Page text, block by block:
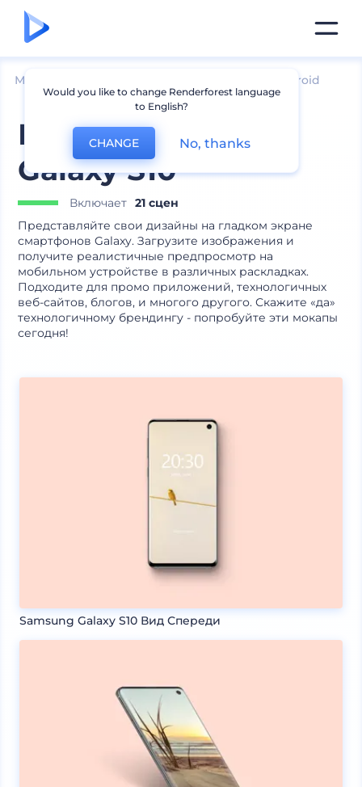
Мокапы Мокапы устройств Android
Мокапы Samsung
Galaxy S10
Включает 21 сцен
Представляйте свои дизайны на гладком экране
смартфонов Galaxy. Загрузите изображения и
получите реалистичные предпросмотр на
мобильном устройстве в различных раскладках.
Подходите для промо приложений, технологичных
веб-сайтов, блогов, и многого другого. Скажите «да»
технологичному брендингу - попробуйте эти мокапы
сегодня!
Samsung Galaxy S10 Вид Спереди
Would you like to change Renderforest language
to English?
CHANGE No, thanks